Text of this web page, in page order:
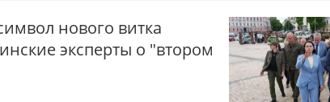
Польша
нового витка
эксперты о "втором